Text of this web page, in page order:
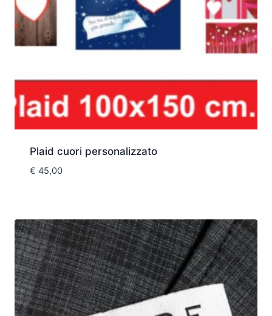
Plaid cuori personalizzato
€ 45,00